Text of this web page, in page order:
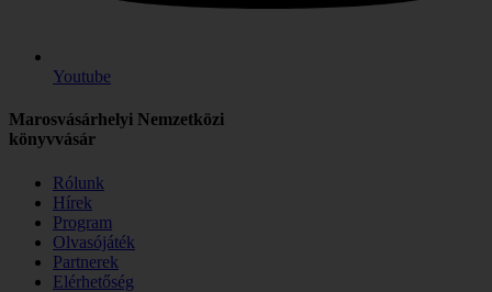
Youtube
Marosvásárhelyi Nemzetközi
könyvvásár
Rólunk
Hírek
Program
Olvasójáték
Partnerek
Elérhetőség